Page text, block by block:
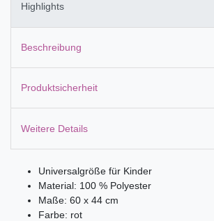
Highlights
Beschreibung
Produktsicherheit
Weitere Details
Universalgröße für Kinder
Material: 100 % Polyester
Maße: 60 x 44 cm
Farbe: rot